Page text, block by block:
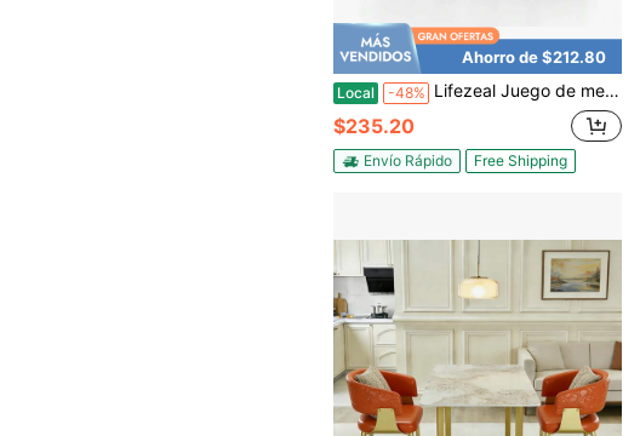
Ahorro de $212.80
Local -48% Lifezeal Juego de mesa de comedor de 5 piezas para 4 personas, mesa de cocina rectangular y 4 sillas.
$235.20
Envío Rápido Free Shipping